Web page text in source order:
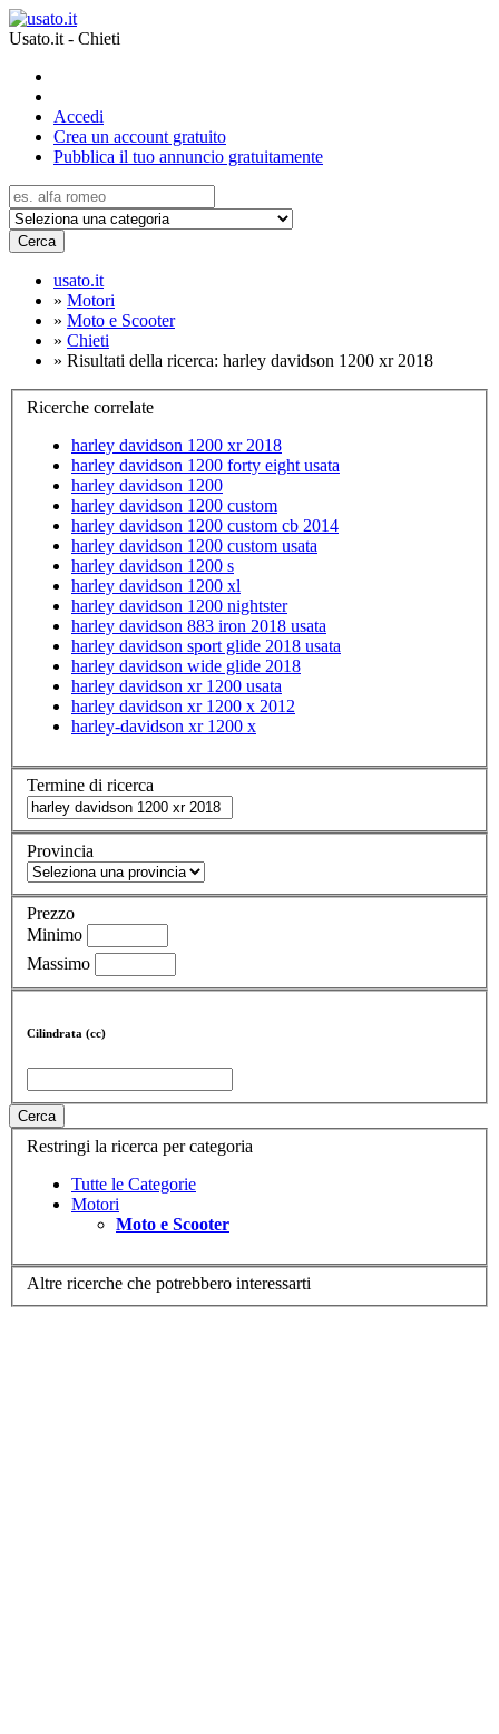
Usato.it - Chieti
Accedi
Crea un account gratuito
Pubblica il tuo annuncio gratuitamente
Cerca
usato.it
» Motori
» Moto e Scooter
» Chieti
» Risultati della ricerca: harley davidson 1200 xr 2018
Ricerche correlate
harley davidson 1200 xr 2018
harley davidson 1200 forty eight usata
harley davidson 1200
harley davidson 1200 custom
harley davidson 1200 custom cb 2014
harley davidson 1200 custom usata
harley davidson 1200 s
harley davidson 1200 xl
harley davidson 1200 nightster
harley davidson 883 iron 2018 usata
harley davidson sport glide 2018 usata
harley davidson wide glide 2018
harley davidson xr 1200 usata
harley davidson xr 1200 x 2012
harley-davidson xr 1200 x
Termine di ricerca
Provincia
Prezzo
Minimo
Massimo
Cilindrata (cc)
Cerca
Restringi la ricerca per categoria
Tutte le Categorie
Motori
Moto e Scooter
Altre ricerche che potrebbero interessarti